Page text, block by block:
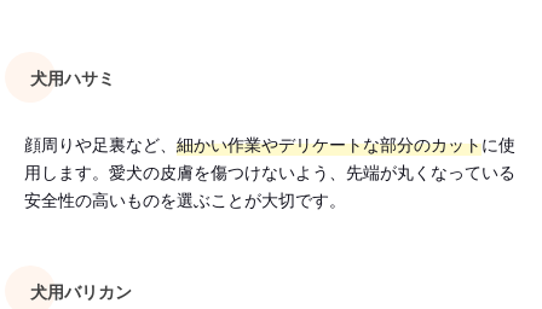
犬用ハサミ
顔周りや足裏など、 細かい作業やデリケートな部分のカットに使
用します。愛犬の皮膚を傷つけないよう、先端が丸くなっている
安全性の高いものを選ぶことが大切です。
犬用バリカン